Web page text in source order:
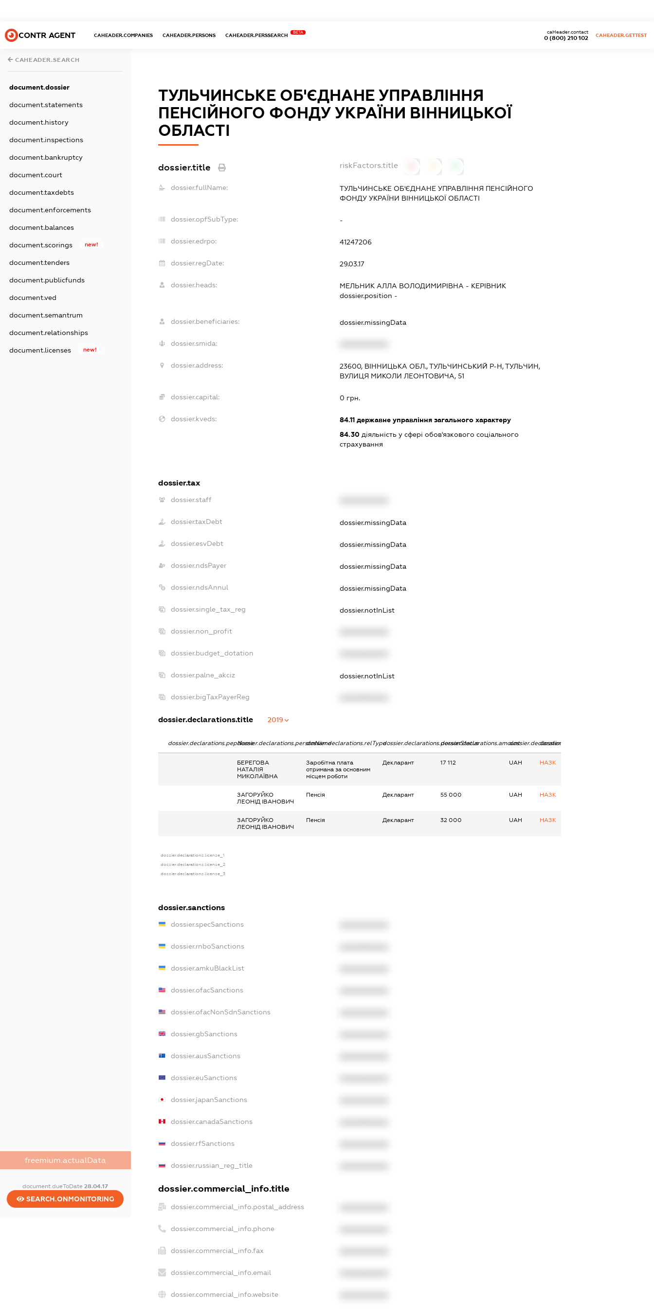
CONTR AGENT CAHEADER.COMPANIES CAHEADER.PERSONS CAHEADER.PERSSEARCH
BETA
0 (800) 210 102
caHeader.contact
CAHEADER.GETTEST
CAHEADER.SEARCH
document.dossier
document.statements
document.history
document.inspections
document.bankruptcy
document.court
document.taxdebts
document.enforcements
document.balances
document.scorings new!
document.tenders
document.publicfunds
document.ved
document.semantrum
document.relationships
document.licenses new!
freemium.actualData
document.dueToDate28.04.17
SEARCH.ONMONITORING
ТУЛЬЧИНСЬКЕ ОБ'ЄДНАНЕ УПРАВЛІННЯ
ПЕНСІЙНОГО ФОНДУ УКРАЇНИ ВІННИЦЬКОЇ
ОБЛАСТІ
dossier.title riskFactors.title
dossier.fullName:
ТУЛЬЧИНСЬКЕ ОБ'ЄДНАНЕ УПРАВЛІННЯ ПЕНСІЙНОГО
ФОНДУ УКРАЇНИ ВІННИЦЬКОЇ ОБЛАСТІ
dossier.opfSubType: -
dossier.edrpo: 41247206
dossier.regDate: 29.03.17
dossier.heads: МЕЛЬНИК АЛЛА ВОЛОДИМИРІВНА - КЕРІВНИК
dossier.position -
dossier.beneficiaries: dossier.missingData
dossier.smida:
dossier.address:
23600, ВІННИЦЬКА ОБЛ., ТУЛЬЧИНСЬКИЙ Р-Н, ТУЛЬЧИН,
ВУЛИЦЯ МИКОЛИ ЛЕОНТОВИЧА, 51
dossier.capital: 0 грн.
dossier.kveds: 84.11державне управління загального характеру
84.30діяльність у сфері обов'язкового соціального
страхування
dossier.tax
dossier.staff
dossier.taxDebt dossier.missingData
dossier.esvDebt dossier.missingData
dossier.ndsPayer dossier.missingData
dossier.ndsAnnul dossier.missingData
dossier.single_tax_reg dossier.notInList
dossier.non_profit
dossier.budget_dotation
dossier.palne_akciz dossier.notInList
dossier.bigTaxPayerReg
dossier.declarations.title 2019
dossier.declarations.pepNamedossier.declarations.personNamedossier.declarations.relTypedossier.declarations.personStatusdossier.declarations.amountdossier.declarations.currency
dossier.declarations.source
БЕРЕГОВА
НАТАЛІЯ
МИКОЛАЇВНА
Заробітна плата
отримана за основним
місцем роботи
Декларант 17 112 UAH НАЗК
ЗАГОРУЙКО
ЛЕОНІД ІВАНОВИЧ
Пенсія Декларант 55 000 UAH НАЗК
ЗАГОРУЙКО
ЛЕОНІД ІВАНОВИЧ
Пенсія Декларант 32 000 UAH НАЗК
dossier.declarations.license_1
dossier.declarations.license_2
dossier.declarations.license_3
dossier.sanctions
dossier.specSanctions
dossier.rnboSanctions
dossier.amkuBlackList
dossier.ofacSanctions
dossier.ofacNonSdnSanctions
dossier.gbSanctions
dossier.ausSanctions
dossier.euSanctions
dossier.japanSanctions
dossier.canadaSanctions
dossier.rfSanctions
dossier.russian_reg_title
dossier.commercial_info.title
dossier.commercial_info.postal_address
dossier.commercial_info.phone
dossier.commercial_info.fax
dossier.commercial_info.email
dossier.commercial_info.website